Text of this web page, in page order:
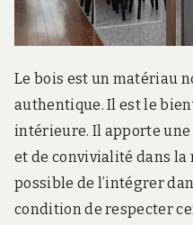
.
f
r
Le bois est un matériau
authentique. Il est le
intérieure. Il apporte
et de convivialité dans la
possible de l’intégrer
condition de respecter